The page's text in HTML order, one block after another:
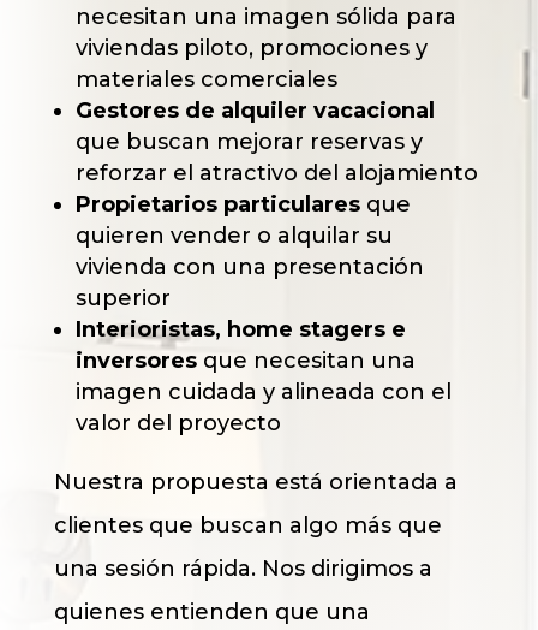
necesitan una imagen sólida para
viviendas piloto, promociones y
materiales comerciales
Gestores de alquiler vacacional
que buscan mejorar reservas y
reforzar el atractivo del alojamiento
Propietarios particularesque
quieren vender o alquilar su
vivienda con una presentación
superior
Interioristas, home stagers e
inversoresque necesitan una
imagen cuidada y alineada con el
valor del proyecto
Nuestra propuesta está orientada a
clientes que buscan algo más que
una sesión rápida. Nos dirigimos a
quienes entienden que una